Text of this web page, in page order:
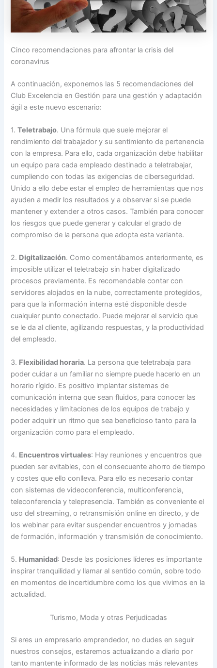
Cinco recomendaciones para afrontar la crisis del
coronavirus
A continuación, exponemos las 5 recomendaciones del
Club Excelencia en Gestión para una gestión y adaptación
ágil a este nuevo escenario:
1.Teletrabajo. Una fórmula que suele mejorar el
rendimiento del trabajador y su sentimiento de pertenencia
con la empresa. Para ello, cada organización debe habilitar
un equipo para cada empleado destinado a teletrabajar,
cumpliendo con todas las exigencias de ciberseguridad.
Unido a ello debe estar el empleo de herramientas que nos
ayuden a medir los resultados y a observar si se puede
mantener y extender a otros casos. También para conocer
los riesgos que puede generar y calcular el grado de
compromiso de la persona que adopta esta variante.
2. Digitalización. Como comentábamos anteriormente, es
imposible utilizar el teletrabajo sin haber digitalizado
procesos previamente. Es recomendable contar con
servidores alojados en la nube, correctamente protegidos,
para que la información interna esté disponible desde
cualquier punto conectado. Puede mejorar el servicio que
se le da al cliente, agilizando respuestas, y la productividad
del empleado.
3. Flexibilidad horaria. La persona que teletrabaja para
poder cuidar a un familiar no siempre puede hacerlo en un
horario rígido. Es positivo implantar sistemas de
comunicación interna que sean fluidos, para conocer las
necesidades y limitaciones de los equipos de trabajo y
poder adquirir un ritmo que sea beneficioso tanto para la
organización como para el empleado.
4. Encuentros virtuales: Hay reuniones y encuentros que
pueden ser evitables, con el consecuente ahorro de tiempo
y costes que ello conlleva. Para ello es necesario contar
con sistemas de videoconferencia, multiconferencia,
teleconferencia y telepresencia. También es conveniente el
uso del streaming, o retransmisión online en directo, y de
los webinar para evitar suspender encuentros y jornadas
de formación, información y transmisión de conocimiento.
5. Humanidad: Desde las posiciones líderes es importante
inspirar tranquilidad y llamar al sentido común, sobre todo
en momentos de incertidumbre como los que vivimos en la
actualidad.
Turismo, Moda y otras Perjudicadas
Si eres un empresario emprendedor, no dudes en seguir
nuestros consejos, estaremos actualizando a diario por
tanto mantente informado de las noticias más relevantes